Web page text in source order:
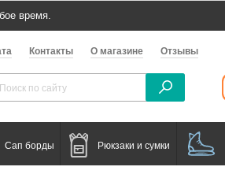
время.
Контакты О магазине Отзывы
Сап борды Рюкзаки и сумки